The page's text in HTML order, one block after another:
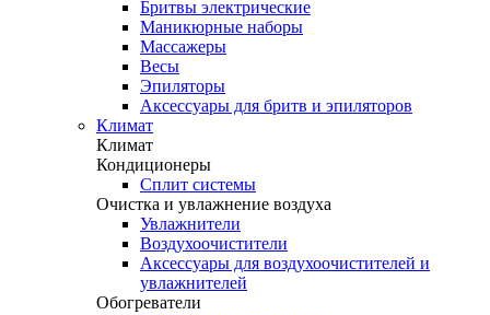
Бритвы электрические
Маникюрные наборы
Массажеры
Весы
Эпиляторы
Аксессуары для бритв и эпиляторов
Климат
Климат
Кондиционеры
Сплит системы
Очистка и увлажнение воздуха
Увлажнители
Воздухоочистители
Аксессуары для воздухоочистителей и
увлажнителей
Обогреватели